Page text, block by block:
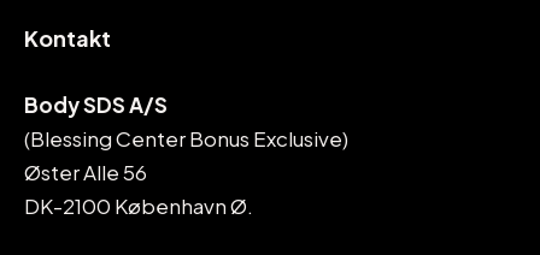
Kontakt
Body SDS A/S
(Blessing Center Bonus Exclusive)
Øster Alle 56
DK-2100 København Ø.